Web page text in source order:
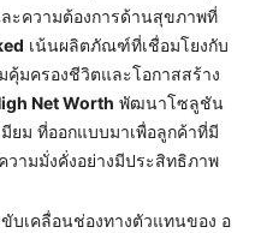
ะความต้องการด้านสุขภาพที่
เน้นผลิตภัณฑ์ที่เชื่อมโยงกับ
คุ้มครองชีวิตและโอกาสสร้าง
Net Worth พัฒนาโซลูชัน
ยม ที่ออกแบบมาเพื่อลูกค้าที่มี
วามมั่งคั่งอย่างมีประสิทธิภาพ
บเคลื่อนช่องทางตัวแทนของ อ